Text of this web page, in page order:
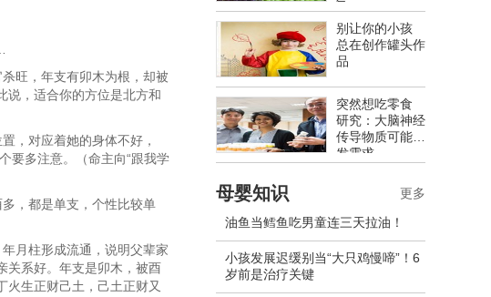
旺，年支有卯木为根，却被
说，适合你的方位是北方和
，对应着她的身体不好，
要多注意。（命主向“跟我学
，都是单支，个性比较单
月柱形成流通，说明父辈家
关系好。年支是卯木，被酉
火生正财己土，己土正财又
别让你的小孩
总在创作罐头作
品
突然想吃零食
研究：大脑神经
传导物质可能促
发需求
母婴知识
油鱼当鳕鱼吃男童连三天拉油！
小孩发展迟缓别当“大只鸡慢啼”！6
岁前是治疗关键
更多